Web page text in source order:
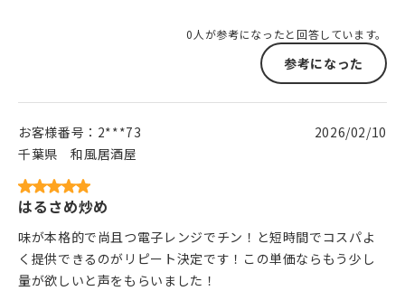
0人が参考になったと回答しています。
参考になった
お客様番号： 2***73
千葉県
和風居酒屋
2026/02/10
はるさめ炒め
味が本格的で尚且つ電子レンジでチン！と短時間でコスパよ
く提供できるのがリピート決定です！この単価ならもう少し
量が欲しいと声をもらいました！